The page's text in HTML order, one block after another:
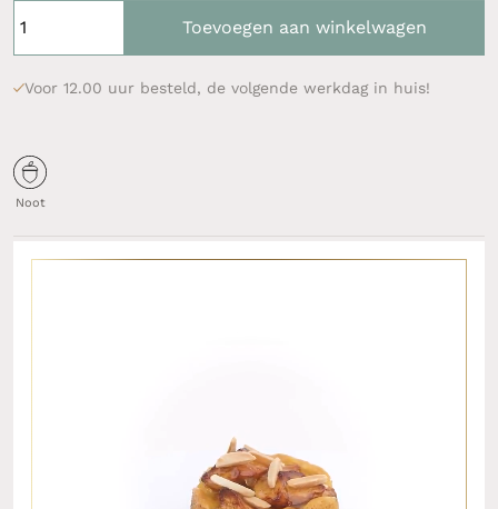
Toevoegen aan winkelwagen
Voor 12.00 uur besteld, de volgende werkdag in huis!
Noot